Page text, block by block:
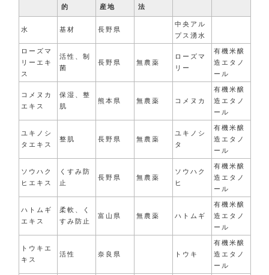
的
産地
法
水 基材 長野県
中央アル
プス湧水
ローズマ
リーエキ
ス
活性、制
菌
長野県 無農薬
ローズマ
リー
有機米醸
造エタノ
ール
コメヌカ
エキス
保湿、整
肌
熊本県 無農薬 コメヌカ
有機米醸
造エタノ
ール
ユキノシ
タエキス
整肌 長野県 無農薬
ユキノシ
タ
有機米醸
造エタノ
ール
ソウハク
ヒエキス
くすみ防
止
長野県 無農薬
ソウハク
ヒ
有機米醸
造エタノ
ール
ハトムギ
エキス
柔軟、く
すみ防止
富山県 無農薬 ハトムギ
有機米醸
造エタノ
ール
トウキエ
キス
活性 奈良県 トウキ
有機米醸
造エタノ
ール